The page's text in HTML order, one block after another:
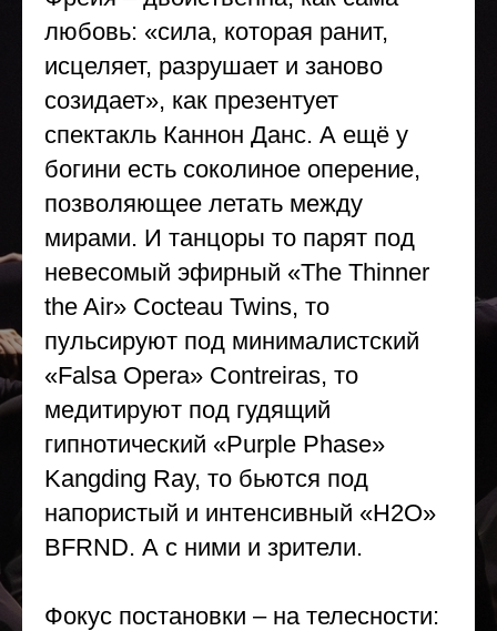
любовь: «сила, которая ранит,
исцеляет, разрушает и заново
созидает», как презентует
спектакль Каннон Данс. А ещё у
богини есть соколиное оперение,
позволяющее летать между
мирами. И танцоры то парят под
невесомый эфирный «The Thinner
the Air» Cocteau Twins, то
пульсируют под минималистский
«Falsa Opera» Contreiras, то
медитируют под гудящий
гипнотический «Purple Phase»
Kangding Ray, то бьются под
напористый и интенсивный «H2O»
BFRND. А с ними и зрители.
Фокус постановки – на телесности: